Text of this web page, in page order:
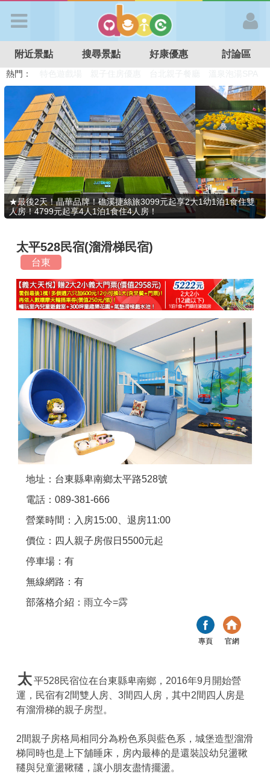
APP登入
首 頁
搜尋景點
好康優惠
最新消息
最新留言
商家合作
推薦景點
討論區
聯絡我們
APP下載
附近景點 搜尋景點 好康優惠 討論區
熱門：
特色遊戲場
親子住房優惠 台北親子餐廳 溫泉泡湯SPA
★最後2天！晶華品牌！礁溪捷絲旅3099元起享2大1幼1泊1食住雙
人房！4799元起享4人1泊1食住4人房！
太平528民宿(溜滑梯民宿)
台東
地址：台東縣卑南鄉太平路528號
電話：089-381-666
營業時間：入房15:00、退房11:00
價位：四人親子房假日5500元起
停車場：有
無線網路：有
部落格介紹： 雨立今=霠
專頁 官網
太平528民宿位在台東縣卑南鄉，2016年9月開始營
運，民宿有2間雙人房、3間四人房，其中2間四人房是
有溜滑梯的親子房型。
2間親子房格局相同分為粉色系與藍色系，城堡造型溜滑
梯同時也是上下舖睡床，房內最棒的是還裝設幼兒盪鞦
韆與兒童盪鞦韆，讓小朋友盡情擺盪。